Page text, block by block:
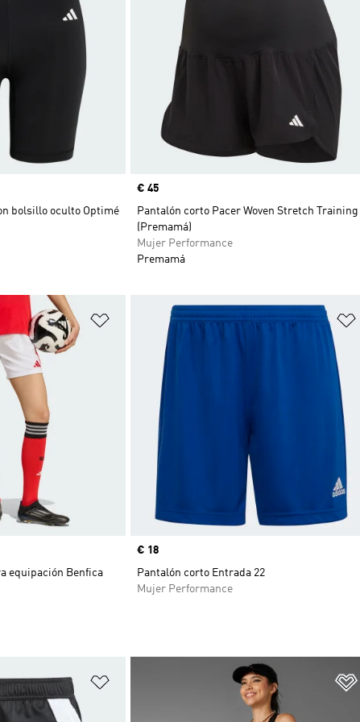
bolsillo oculto Optimé
Precio
€ 45
Pantalón corto Pacer Woven Stretch Training
(Premamá)
Mujer Performance
Premamá
Añadir a la lista de deseos
equipación Benfica
Precio
€ 18
Pantalón corto Entrada 22
Mujer Performance
Añadir a la lista de deseos